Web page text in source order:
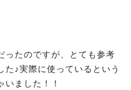
ったのですが、とても参考
♪実際に使っているという
ました！！